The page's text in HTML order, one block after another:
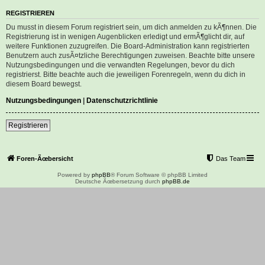
REGISTRIEREN
Du musst in diesem Forum registriert sein, um dich anmelden zu kÃ¶nnen. Die
Registrierung ist in wenigen Augenblicken erledigt und ermÃ¶glicht dir, auf
weitere Funktionen zuzugreifen. Die Board-Administration kann registrierten
Benutzern auch zusÃ¤tzliche Berechtigungen zuweisen. Beachte bitte unsere
Nutzungsbedingungen und die verwandten Regelungen, bevor du dich
registrierst. Bitte beachte auch die jeweiligen Forenregeln, wenn du dich in
diesem Board bewegst.
Nutzungsbedingungen | Datenschutzrichtlinie
Registrieren
Foren-Ãœbersicht Das Team
Powered by phpBB® Forum Software © phpBB Limited
Deutsche Ãœbersetzung durch phpBB.de